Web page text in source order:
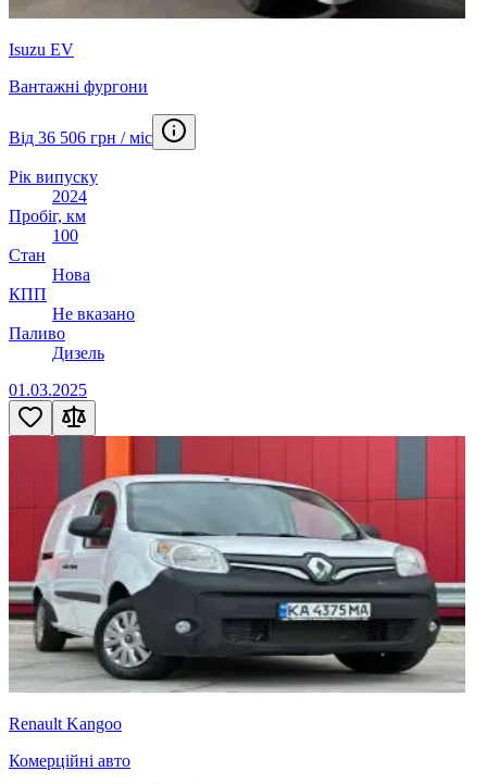
Isuzu EV
Вантажні фургони
Від 36 506 грн / міс
Рік випуску
2024
Пробіг, км
100
Стан
Нова
КПП
Не вказано
Паливо
Дизель
01.03.2025
Renault Kangoo
Комерційні авто